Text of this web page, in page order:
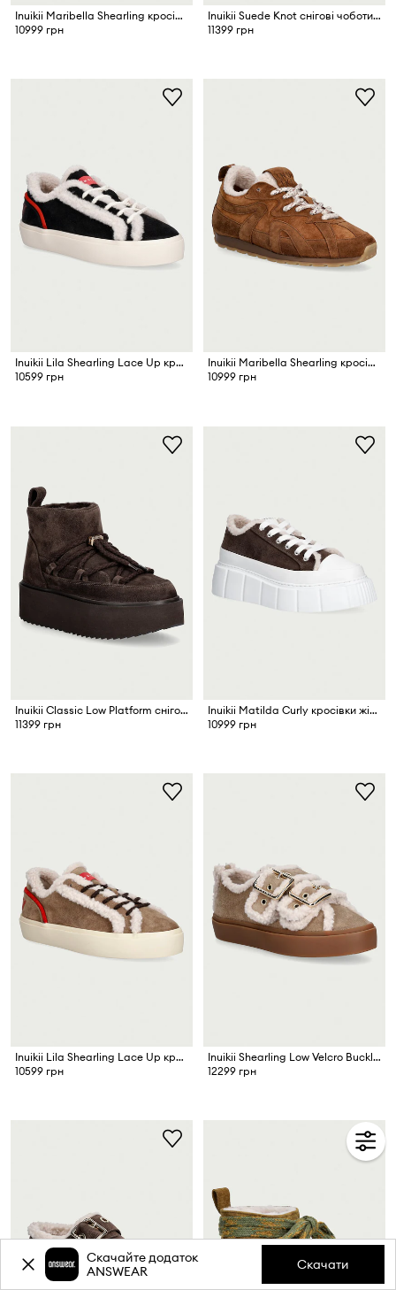
Inuikii Maribella Shearling кросівки жіночі замшеві
10999 грн
Inuikii Suede Knot снігові чоботи жіночі замшеві
11399 грн
Inuikii Lila Shearling Lace Up кросівки жіночі замшеві
10599 грн
Inuikii Maribella Shearling кросівки жіночі замшеві
10999 грн
Inuikii Classic Low Platform снігові чоботи жіночі замшеві
11399 грн
Inuikii Matilda Curly кросівки жіночі замшеві
10999 грн
Inuikii Lila Shearling Lace Up кросівки жіночі замшеві
10599 грн
Inuikii Shearling Low Velcro Buckle кросівки жіночі замшеві
12299 грн
Скачайте додаток
ANSWEAR
Скачати